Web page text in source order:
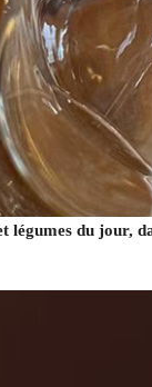
légumes du jour,